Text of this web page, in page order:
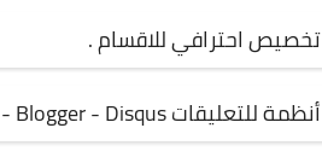
تخصيص احترافي للاقسام .
أنظمة للتعليقات Facebook - Blogger - Disqus .